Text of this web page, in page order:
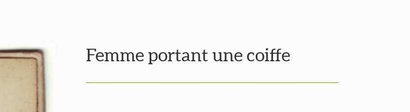
Femme portant une coiffe